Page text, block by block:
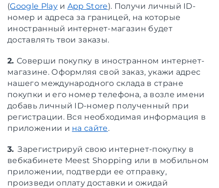
(Google Playи App Store). Получи личный ID-
номер и адреса за границей, на которые
иностранный интернет-магазин будет
доставлять твои заказы.
2. Соверши покупку в иностранном интернет-
магазине. Оформляя свой заказ, укажи адрес
нашего международного склада в стране
покупки и его номер телефона, а возле имени
добавь личный ID-номер полученный при
регистрации. Вся необходимая информация в
приложении и на сайте.
3. Зарегистрируй свою интернет-покупку в
вебкабинете Meest Shopping или в мобильном
приложении, подтверди ее отправку,
произведи оплату доставки и ожидай